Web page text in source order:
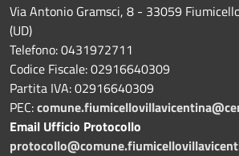
Via Antonio Gramsci, 8 - 33059
(UD)
Telefono: 0431972711
Codice Fiscale: 02916640309
Partita IVA: 02916640309
PEC:
Email Ufficio Protocollo